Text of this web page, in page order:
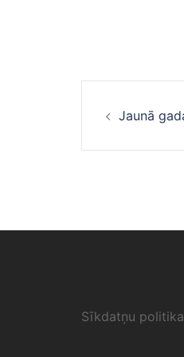
Jaunā
Sīkdatņu politika